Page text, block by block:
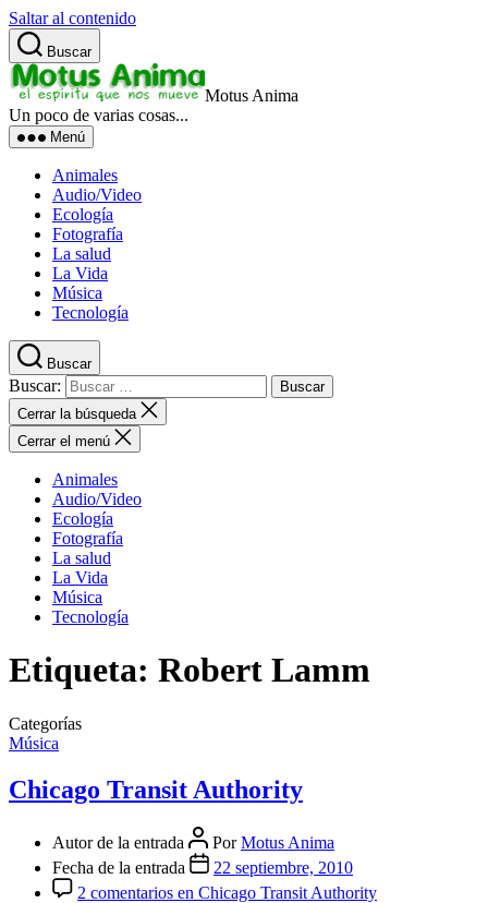
Saltar al contenido
Buscar
Motus Anima
Un poco de varias cosas...
Menú
Animales
Audio/Video
Ecología
Fotografía
La salud
La Vida
Música
Tecnología
Buscar
Buscar:
Cerrar la búsqueda
Cerrar el menú
Animales
Audio/Video
Ecología
Fotografía
La salud
La Vida
Música
Tecnología
Etiqueta: Robert Lamm
Categorías
Música
Chicago Transit Authority
Autor de la entrada PorMotus Anima
Fecha de la entrada
22 septiembre, 2010
2 comentarios en Chicago Transit Authority